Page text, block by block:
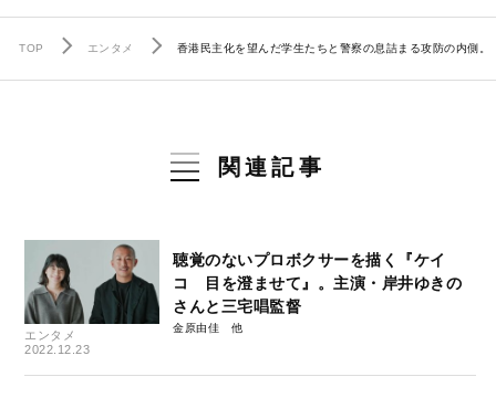
TOP エンタメ 香港民主化を望んだ学生たちと警察の息詰まる攻防の内側
関連記事
エンタメ
2022.12.23
聴覚のないプロボクサーを描く『ケイ
コ 目を澄ませて』。主演・岸井ゆきの
さんと三宅唱監督
金原由佳